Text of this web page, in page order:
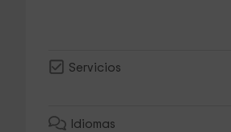
Servicios
Idiomas